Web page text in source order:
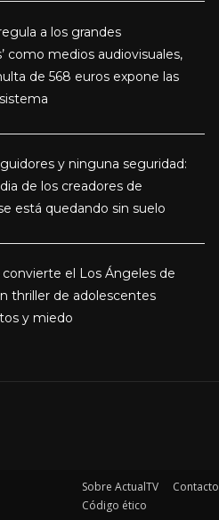
a los grandes
como medios audiovisuales,
de 568 euros expone las
y ninguna seguridad:
de los creadores de
está quedando sin suelo
convierte el Los Ángeles de
thriller de adolescentes
y miedo
Sobre ActualTV Contacto
Código ético